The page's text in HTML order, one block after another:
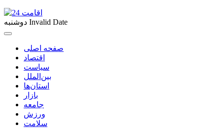
دوشنبه Invalid Date
صفحه اصلی
اقتصاد
سیاست
بین‌الملل
استان‌ها
بازار
جامعه
ورزش
سلامت